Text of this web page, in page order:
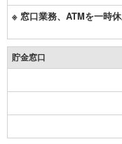
※ 窓口業務、ATMを一時
貯金窓口